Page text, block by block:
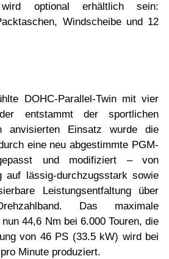
optional erhältlich sein:
Windscheibe und 12
DOHC-Parallel-Twin mit vier
entstammt der sportlichen
anvisierten Einsatz wurde die
eine neu abgestimmte PGM-
und modifiziert – von
auf lässig-durchzugsstark sowie
Leistungsentfaltung über
Das maximale
44,6 Nm bei 6.000 Touren, die
von 46 PS (33.5 kW) wird bei
Minute produziert.